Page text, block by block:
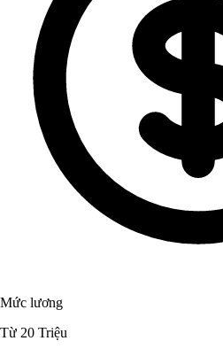
Mức lương
Từ 20 Triệu